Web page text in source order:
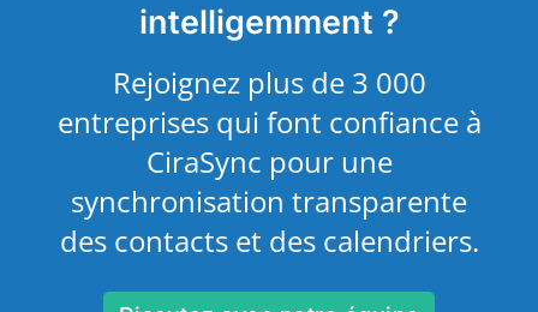
intelligemment ?
Rejoignez plus de 3 000
entreprises qui font confiance à
CiraSync pour une
synchronisation transparente
des contacts et des calendriers.